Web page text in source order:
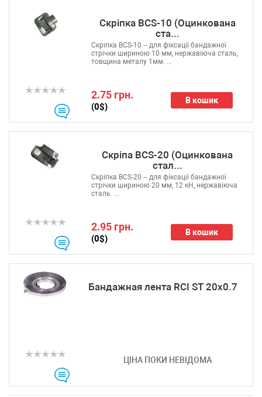
Скріпка BCS-10 (Оцинкована
ста...
2.75 грн.
(0$)
В кошик
Скріпка BCS-10 – для фіксації бандажної
стрічки шириною 10 мм, нержавіюча сталь,
товщина металу 1мм. ...
Скріпа BCS-20 (Оцинкована
стал...
2.95 грн.
(0$)
В кошик
Скріпка BCS-20 – для фіксації бандажної
стрічки шириною 20 мм, 12 кН, нержавіюча
сталь. ...
Бандажная лента RCI ST 20x0.7
ЦІНА ПОКИ НЕВІДОМА